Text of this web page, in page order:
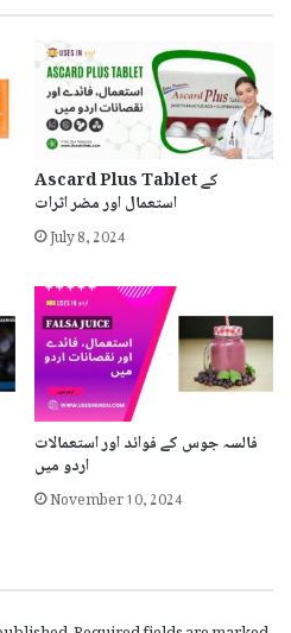
Ascard Plus Tablet کے
استعمال اور مضر اثرات
July 8, 2024
فالسہ جوس کے فوائد اور استعمالات
اردو میں
November 10, 2024